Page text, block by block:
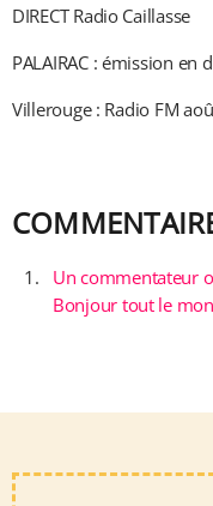
DIRECT Radio Caillasse
PALAIRAC : émission
Villerouge : Radio FM
Un commentateur
Bonjour tout le